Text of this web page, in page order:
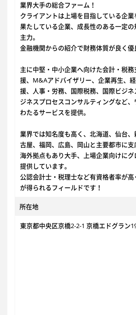
業界大手の総合ファーム！
クライアントは上場を目指している企
果たしている企業、成長性のある一定
主力。
金融機関からの紹介で財務体質が良く優
主に中堅・中小企業へ向けた会計・税
援、M&Aアドバイザリー、企業再生、
援、人事・労務、国際税務、国際ビジ
ジネスプロセスコンサルティングなど
わたるサービスを提供。
業界では知名度も高く、北海道、仙台
古屋、福岡、広島、岡山と主要都市に支
海外拠点もあり大手、上場企業向けに
提供しています。
公認会計士・税理士など有資格者率が
が得られるフィールドです！
所在地
東京都中央区京橋2-2-1 京橋エドグラン